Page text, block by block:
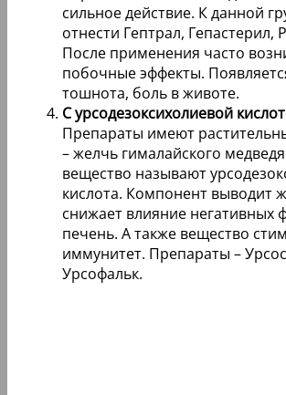
сильное действие. К данной
отнести Гептрал, Гепастерил,
После применения часто
побочные эффекты.
тошнота, боль в животе.
С урсодезоксихолиевой
Препараты имеют
– желчь гималайского
вещество называют
кислота. Компонент выводит
снижает влияние негативных
печень. А также вещество
иммунитет. Препараты –
Урсофальк.